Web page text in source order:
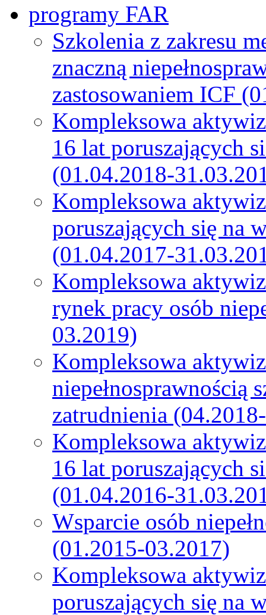
programy FAR
Szkolenia z zakresu
znaczną
zastosowaniem ICF
Kompleksowa
16 lat poruszających
(01.04.2018-
Kompleksowa
poruszających się na
(01.04.2017-
Kompleksowa
rynek pracy osób
03.2019)
Kompleksowa
niepełnosprawnością
zatrudnienia
Kompleksowa
16 lat poruszających
(01.04.2016-
Wsparcie osób
(01.2015-03.2017)
Kompleksowa
poruszających się na